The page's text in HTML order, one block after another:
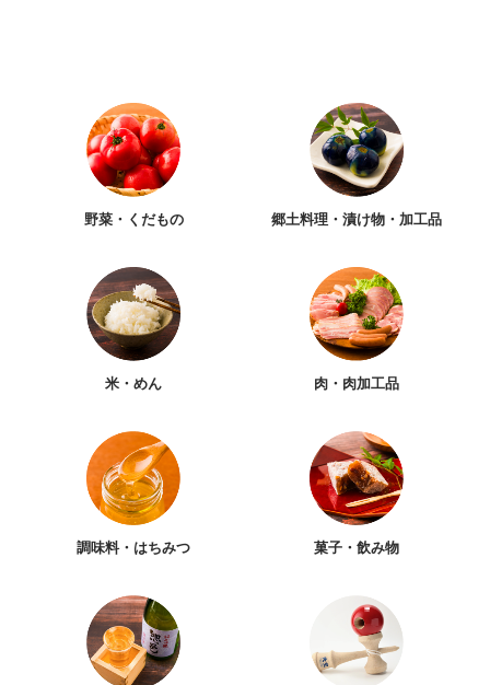
野菜・くだもの 郷土料理・漬け物・加工品
米・めん 肉・肉加工品
調味料・はちみつ 菓子・飲み物